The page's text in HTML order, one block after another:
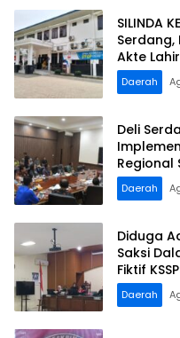
SILINDA
Akte
Daerah
Deli
Regional
Daerah
Diduga
Saksi
Fiktif
PN
Daerah